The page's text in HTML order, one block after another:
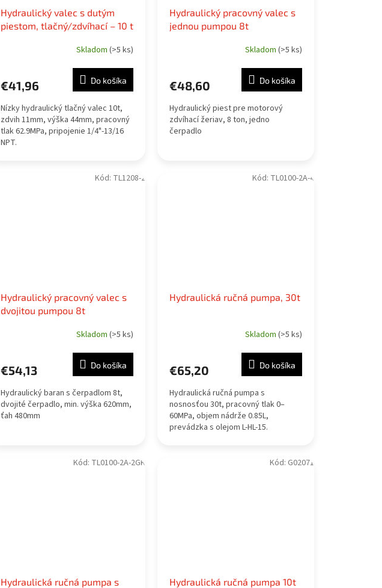
Hydraulický valec s dutým
piestom, tlačný/zdvíhací – 10 t
Skladom (>5 ks)
€41,96 Do košíka
Nízky hydraulický tlačný valec 10t,
zdvih 11mm, výška 44mm, pracovný
tlak 62.9MPa, pripojenie 1/4"-13/16
NPT.
Hydraulický pracovný valec s
jednou pumpou 8t
Skladom (>5 ks)
€48,60 Do košíka
Hydraulický piest pre motorový
zdvíhací žeriav, 8 ton, jedno
čerpadlo
Hydraulický pracovný valec s
dvojitou pumpou 8t
Skladom (>5 ks)
€54,13 Do košíka
Hydraulický baran s čerpadlom 8t,
dvojité čerpadlo, min. výška 620mm,
ťah 480mm
Kód: TL1208-2
Hydraulická ručná pumpa, 30t
Skladom (>5 ks)
€65,20 Do košíka
Hydraulická ručná pumpa s
nosnosťou 30t, pracovný tlak 0–
60MPa, objem nádrže 0.85L,
prevádzka s olejom L-HL-15.
Kód: TL0100-2A-4
Hydraulická ručná pumpa s
Kód: TL0100-2A-2GK
Hydraulická ručná pumpa 10t
Kód: G02071